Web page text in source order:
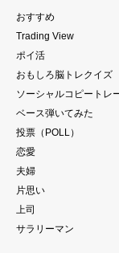
おすすめ
Trading View
ポイ活
おもしろ脳トレクイズ
ソーシャルコピートレ
ベース弾いてみた
投票（POLL）
恋愛
夫婦
片思い
上司
サラリーマン